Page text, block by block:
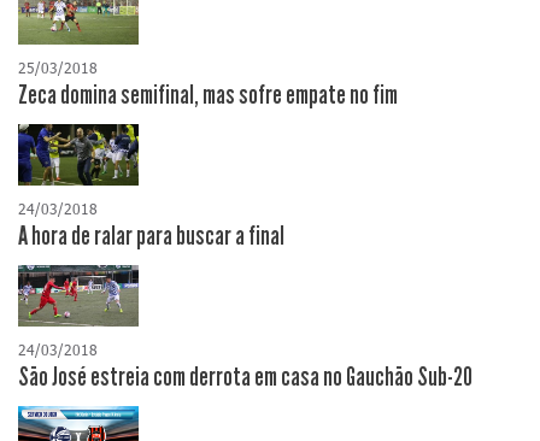
25/03/2018
Zeca domina semifinal, mas sofre empate no fim
24/03/2018
A hora de ralar para buscar a final
24/03/2018
São José estreia com derrota em casa no Gauchão Sub-20